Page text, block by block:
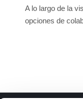
A lo largo de la
opciones de